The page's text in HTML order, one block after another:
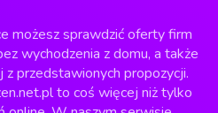
możesz sprawdzić oferty firm
wychodzenia z domu, a także
z przedstawionych propozycji.
to coś więcej niż tylko